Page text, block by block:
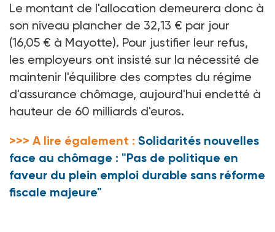
Le montant de l'allocation demeurera donc à
son niveau plancher de 32,13 € par jour
(16,05 € à Mayotte). Pour justifier leur refus,
les employeurs ont insisté sur la nécessité de
maintenir l'équilibre des comptes du régime
d'assurance chômage, aujourd'hui endetté à
hauteur de 60 milliards d'euros.
>>> A lire également : Solidarités nouvelles
face au chômage : "Pas de politique en
faveur du plein emploi durable sans réforme
fiscale majeure"